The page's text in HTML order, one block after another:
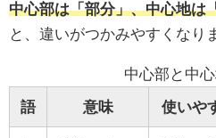
中心部は「部分」、中心地は
と、違いがつかみやすくなり
中心部と中
語 意味 使いや